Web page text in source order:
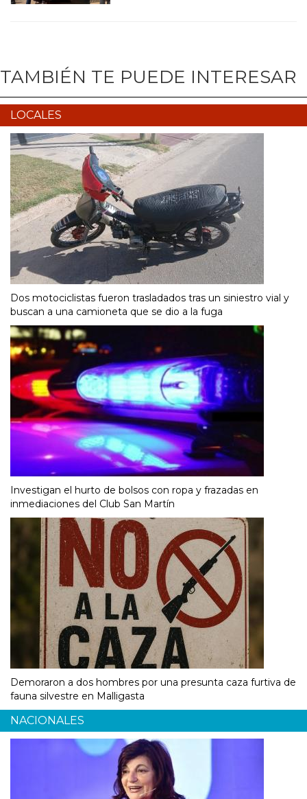
TAMBIÉN TE PUEDE INTERESAR
LOCALES
Dos motociclistas fueron trasladados tras un siniestro vial y
buscan a una camioneta que se dio a la fuga
Investigan el hurto de bolsos con ropa y frazadas en
inmediaciones del Club San Martín
Demoraron a dos hombres por una presunta caza furtiva de
fauna silvestre en Malligasta
NACIONALES